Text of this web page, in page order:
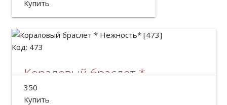
Купить
Код: 473
Кораловый браслет *
Нежность*
350
Купить